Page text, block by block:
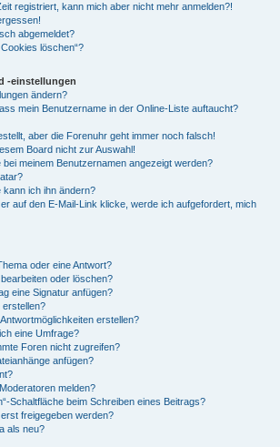
registriert, kann mich aber nicht mehr anmelden?!
abgemeldet?
löschen“?
-einstellungen
ändern?
mein Benutzername in der Online-Liste auftaucht?
aber die Forenuhr geht immer noch falsch!
Board nicht zur Auswahl!
meinem Benutzernamen angezeigt werden?
kann ich ihn ändern?
auf den E-Mail-Link klicke, werde ich aufgefordert, mich
oder eine Antwort?
oder löschen?
eine Signatur anfügen?
erstellen?
erstellen?
eine Umfrage?
Foren nicht zugreifen?
anfügen?
melden?
Schaltfläche beim Schreiben eines Beitrags?
freigegeben werden?
als neu?